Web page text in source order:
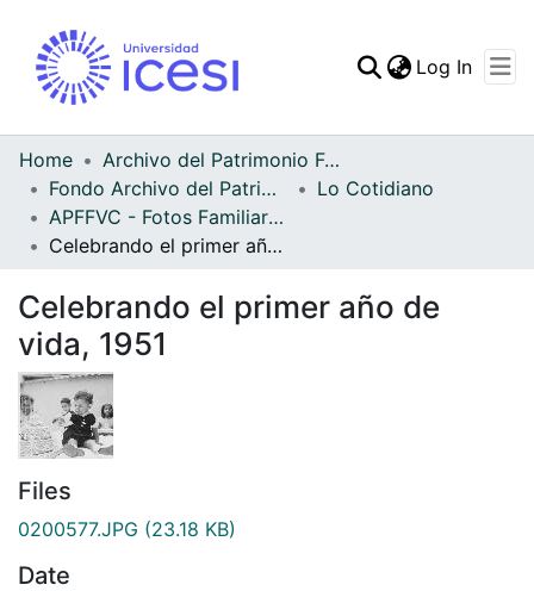
Statistics
Log In
Home
Archivo del Patrimonio Fotográfico y Fílmico del Valle del Cauca
Fondo Archivo del Patrimonio Fotográfico y Fílmico del Valle del Cauca
Lo Cotidiano
APFFVC - Fotos Familiares - Patrimonial
Celebrando el primer año de vida, 1951
Celebrando el primer año de
vida, 1951
Files
0200577.JPG (23.18 KB)
Date